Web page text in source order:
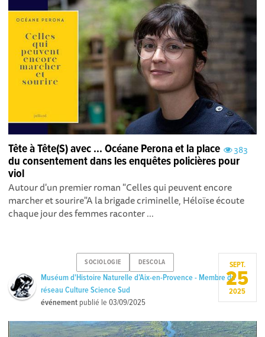
383
Tête à Tête(S) avec ... Océane Perona et la place
du consentement dans les enquêtes policières pour
viol
Autour d'un premier roman "Celles qui peuvent encore
marcher et sourire"A la brigade criminelle, Héloïse écoute
chaque jour des femmes raconter ...
SOCIOLOGIE DESCOLA
Muséum d'Histoire Naturelle d’Aix-en-Provence - Membre du
réseau Culture Science Sud
événement publié le03/09/2025
SEPT.
25
2025